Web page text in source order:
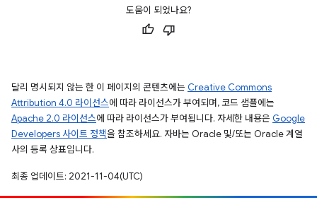
도움이 되었나요?
달리 명시되지 않는 한 이 페이지의 콘텐츠에는 Creative Commons
Attribution 4.0 라이선스에 따라 라이선스가 부여되며, 코드 샘플에는
Apache 2.0 라이선스에 따라 라이선스가 부여됩니다. 자세한 내용은 Google
Developers 사이트 정책을 참조하세요. 자바는 Oracle 및/또는 Oracle 계열
사의 등록 상표입니다.
최종 업데이트: 2021-11-04(UTC)